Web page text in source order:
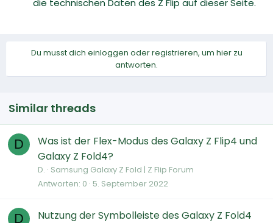
die technischen Daten des Z Flip auf dieser Seite.
Du musst dich einloggen oder registrieren, um hier zu
antworten.
Similar threads
D
Was ist der Flex-Modus des Galaxy Z Flip4 und
Galaxy Z Fold4?
D. Samsung Galaxy Z Fold | Z Flip Forum
Antworten 0 5. September 2022
D Nutzung der Symbolleiste des Galaxy Z Fold4